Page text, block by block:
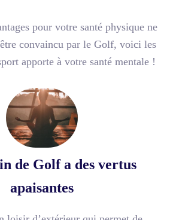
pour votre santé physique ne
convaincu par le Golf, voici les
apporte à votre santé mentale !
de Golf a des vertus
apaisantes